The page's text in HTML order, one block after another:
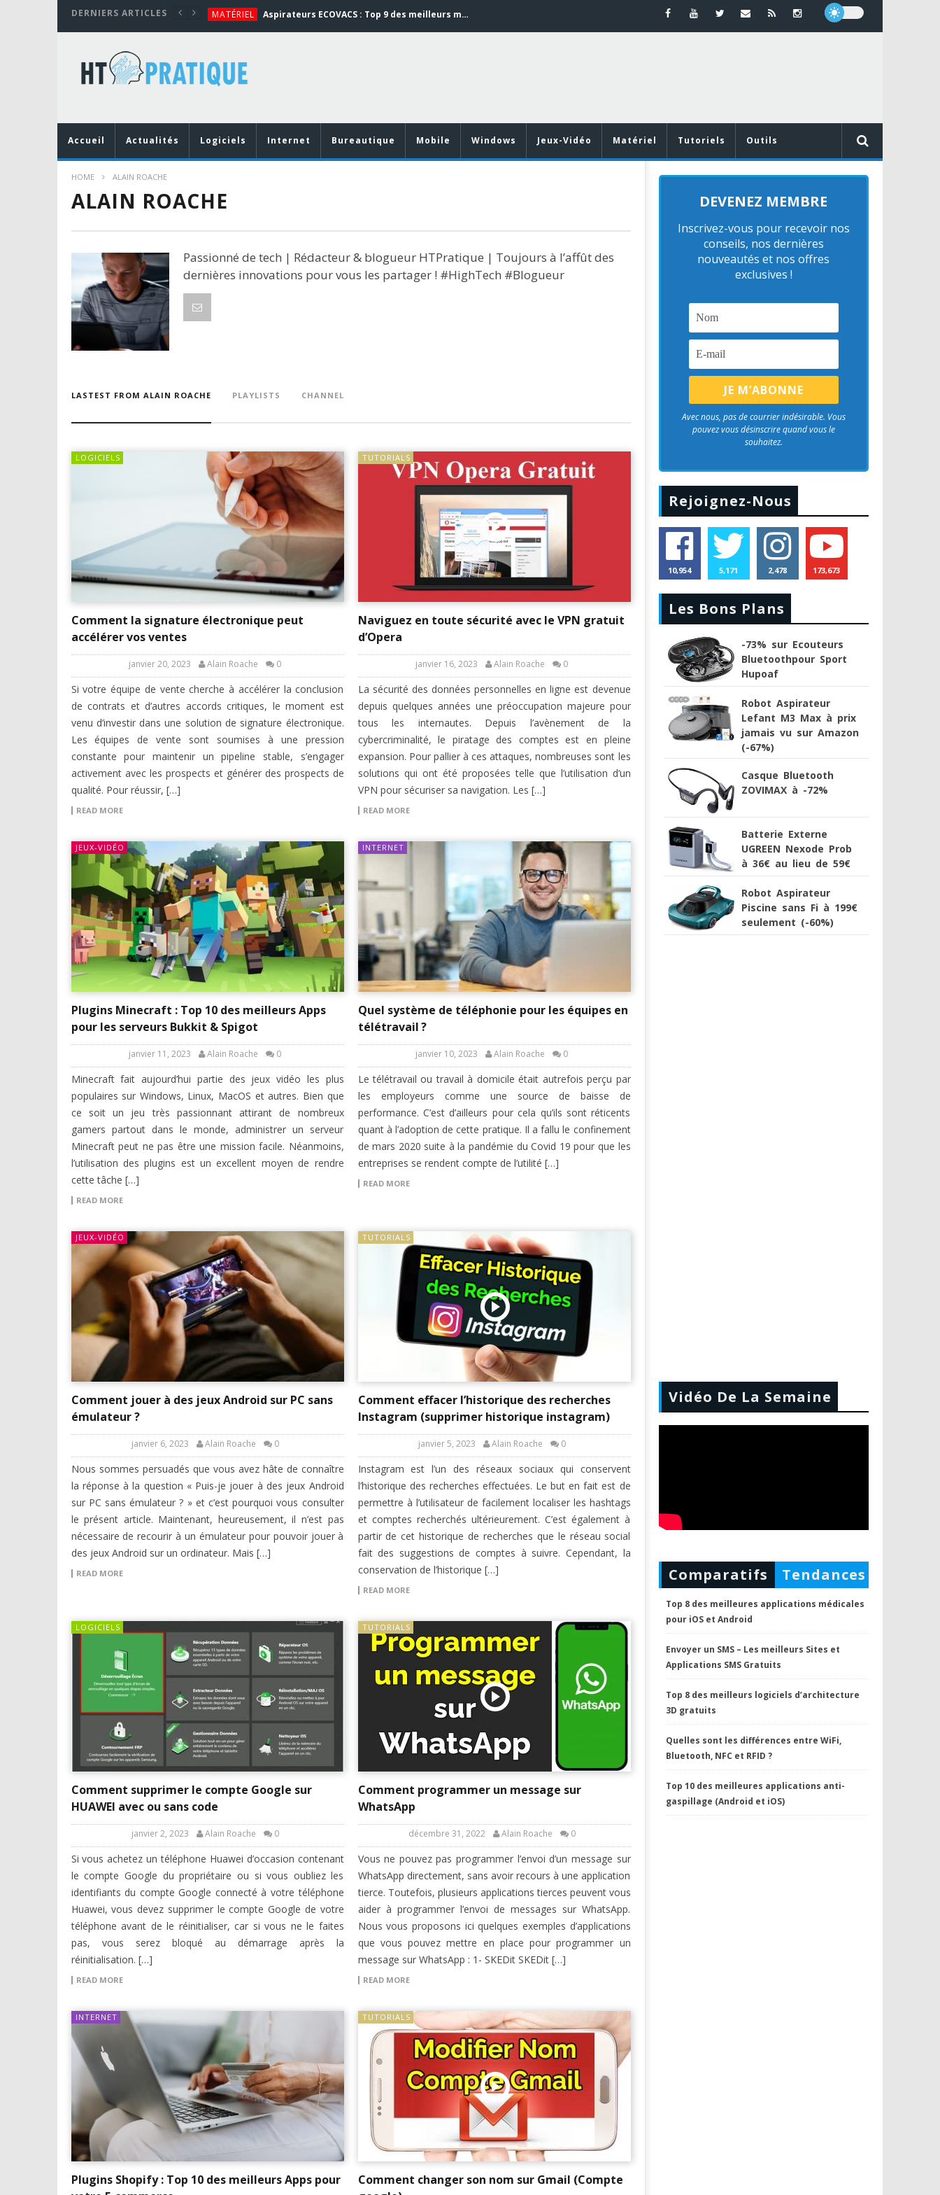
DERNIERS ARTICLES MATÉRIEL Aspirateurs ECOVACS : Top 9 des meilleurs modèles de la marque
MATÉRIEL
MATÉRIEL
Accueil Actualités Logiciels Internet Bureautique Mobile Windows Jeux-Vidéo Matériel Tutoriels Outils
HOME ALAIN ROACHE
ALAIN ROACHE
Passionné de tech | Rédacteur & blogueur HTPratique | Toujours à l’affût des
dernières innovations pour vous les partager ! #HighTech #Blogueur
LASTEST FROM ALAIN ROACHE PLAYLISTS CHANNEL
LOGICIELS
Comment la signature électronique peut
accélérer vos ventes
janvier 20, 2023 Alain Roache 0
Si votre équipe de vente cherche à accélérer la conclusion
de contrats et d’autres accords critiques, le moment est
venu d’investir dans une solution de signature électronique.
Les équipes de vente sont soumises à une pression
constante pour maintenir un pipeline stable, s’engager
activement avec les prospects et générer des prospects de
qualité. Pour réussir, […]
READ MORE
TUTORIALS
Naviguez en toute sécurité avec le VPN gratuit
d’Opera
janvier 16, 2023 Alain Roache 0
La sécurité des données personnelles en ligne est devenue
depuis quelques années une préoccupation majeure pour
tous les internautes. Depuis l’avènement de la
cybercriminalité, le piratage des comptes est en pleine
expansion. Pour pallier à ces attaques, nombreuses sont les
solutions qui ont été proposées telle que l’utilisation d’un
VPN pour sécuriser sa navigation. Les […]
READ MORE
JEUX-VIDÉO
Plugins Minecraft : Top 10 des meilleurs Apps
pour les serveurs Bukkit & Spigot
janvier 11, 2023 Alain Roache 0
Minecraft fait aujourd’hui partie des jeux vidéo les plus
populaires sur Windows, Linux, MacOS et autres. Bien que
ce soit un jeu très passionnant attirant de nombreux
gamers partout dans le monde, administrer un serveur
Minecraft peut ne pas être une mission facile. Néanmoins,
l’utilisation des plugins est un excellent moyen de rendre
cette tâche […]
READ MORE
INTERNET
Quel système de téléphonie pour les équipes en
télétravail ?
janvier 10, 2023 Alain Roache 0
Le télétravail ou travail à domicile était autrefois perçu par
les employeurs comme une source de baisse de
performance. C’est d’ailleurs pour cela qu’ils sont réticents
quant à l’adoption de cette pratique. Il a fallu le confinement
de mars 2020 suite à la pandémie du Covid 19 pour que les
entreprises se rendent compte de l’utilité […]
READ MORE
JEUX-VIDÉO
Comment jouer à des jeux Android sur PC sans
émulateur ?
janvier 6, 2023 Alain Roache 0
Nous sommes persuadés que vous avez hâte de connaître
la réponse à la question « Puis-je jouer à des jeux Android
sur PC sans émulateur ? » et c’est pourquoi vous consulter
le présent article. Maintenant, heureusement, il n’est pas
nécessaire de recourir à un émulateur pour pouvoir jouer à
des jeux Android sur un ordinateur. Mais […]
READ MORE
TUTORIALS
Comment effacer l’historique des recherches
Instagram (supprimer historique instagram)
janvier 5, 2023 Alain Roache 0
Instagram est l’un des réseaux sociaux qui conservent
l’historique des recherches effectuées. Le but en fait est de
permettre à l’utilisateur de facilement localiser les hashtags
et comptes recherchés ultérieurement. C’est également à
partir de cet historique de recherches que le réseau social
fait des suggestions de comptes à suivre. Cependant, la
conservation de l’historique […]
READ MORE
LOGICIELS
Comment supprimer le compte Google sur
HUAWEI avec ou sans code
janvier 2, 2023 Alain Roache 0
Si vous achetez un téléphone Huawei d’occasion contenant
le compte Google du propriétaire ou si vous oubliez les
identifiants du compte Google connecté à votre téléphone
Huawei, vous devez supprimer le compte Google de votre
téléphone avant de le réinitialiser, car si vous ne le faites
pas, vous serez bloqué au démarrage après la
réinitialisation. […]
READ MORE
TUTORIALS
Comment programmer un message sur
WhatsApp
décembre 31, 2022 Alain Roache 0
Vous ne pouvez pas programmer l’envoi d’un message sur
WhatsApp directement, sans avoir recours à une application
tierce. Toutefois, plusieurs applications tierces peuvent vous
aider à programmer l’envoi de messages sur WhatsApp.
Nous vous proposons ici quelques exemples d’applications
que vous pouvez mettre en place pour programmer un
message sur WhatsApp : 1- SKEDit SKEDit […]
READ MORE
INTERNET
Plugins Shopify : Top 10 des meilleurs Apps pour
TUTORIALS
Comment changer son nom sur Gmail (Compte
DEVENEZ MEMBRE
Inscrivez-vous pour recevoir nos
conseils, nos dernières
nouveautés et nos offres
exclusives !
Avec nous, pas de courrier indésirable. Vous
pouvez vous désinscrire quand vous le
souhaitez.
Rejoignez-Nous
10,954 5,171 2,478 173,673
Les Bons Plans
-73% sur Ecouteurs
Bluetoothpour Sport
Hupoaf
Robot Aspirateur
Lefant M3 Max à prix
jamais vu sur Amazon
(-67%)
Casque Bluetooth
ZOVIMAX à -72%
Batterie Externe
UGREEN Nexode Prob
à 36€ au lieu de 59€
Robot Aspirateur
Piscine sans Fi à 199€
seulement (-60%)
Vidéo De La Semaine
Comparatifs Tendances
Top 8 des meilleures applications médicales
pour iOS et Android
Envoyer un SMS – Les meilleurs Sites et
Applications SMS Gratuits
Top 8 des meilleurs logiciels d’architecture
3D gratuits
Quelles sont les différences entre WiFi,
Bluetooth, NFC et RFID ?
Top 10 des meilleures applications anti-
gaspillage (Android et iOS)